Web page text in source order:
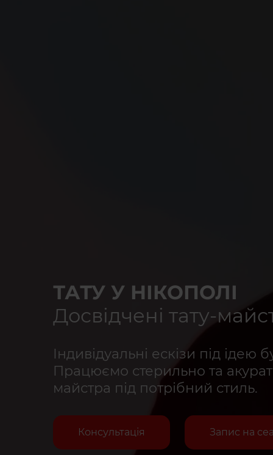
ТАТУ У НІКОПОЛІ
Досвідчені тату-
Індивідуальні ескізи під ідею
Працюємо стерильно та
майстра під потрібний стиль.
Консультація Запис на